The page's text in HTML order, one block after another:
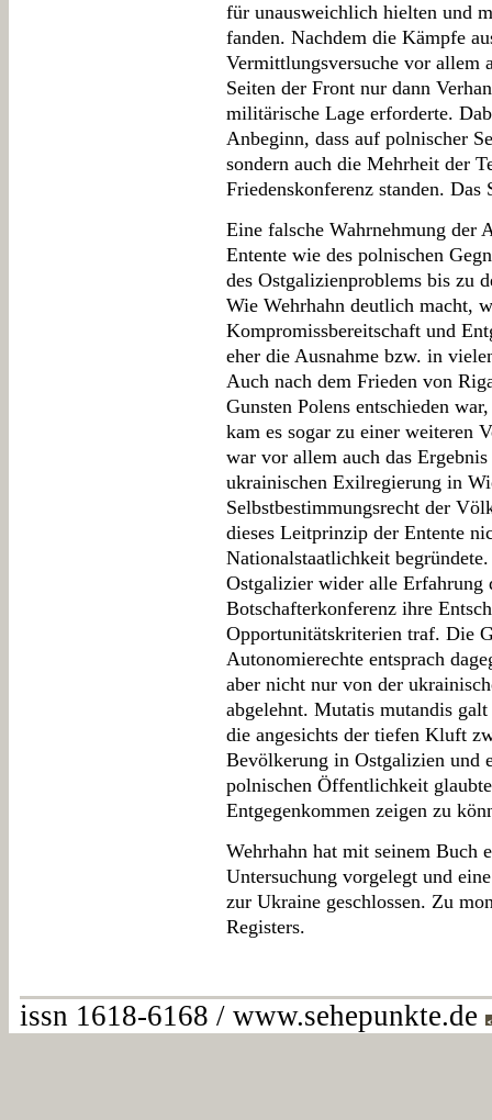
für unausweichlich hielten und
fanden. Nachdem die Kämpfe
Vermittlungsversuche vor allem
Seiten der Front nur dann
militärische Lage erforderte.
Anbeginn, dass auf polnischer
sondern auch die Mehrheit der
Friedenskonferenz standen.
Eine falsche Wahrnehmung der
Entente wie des polnischen
des Ostgalizienproblems bis zu
Wie Wehrhahn deutlich macht,
Kompromissbereitschaft und
eher die Ausnahme bzw. in
Auch nach dem Frieden von
Gunsten Polens entschieden
kam es sogar zu einer weiteren
war vor allem auch das
ukrainischen Exilregierung in
Selbstbestimmungsrecht der
dieses Leitprinzip der Entente
Nationalstaatlichkeit
Ostgalizier wider alle Erfahrung
Botschafterkonferenz ihre
Opportunitätskriterien traf. Die
Autonomierechte entsprach
aber nicht nur von der
abgelehnt. Mutatis mutandis
die angesichts der tiefen Kluft
Bevölkerung in Ostgalizien und
polnischen Öffentlichkeit
Entgegenkommen zeigen zu
Wehrhahn hat mit seinem Buch
Untersuchung vorgelegt und
zur Ukraine geschlossen. Zu
Registers.
issn 1618-6168 / www.sehepunkte.de